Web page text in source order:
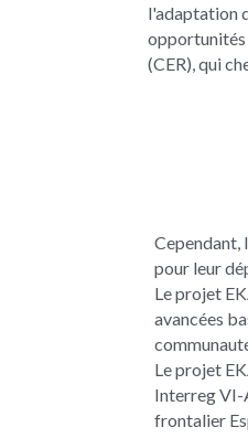
l'adaptation
opportunités
(CER), qui
Cependant,
pour leur
Le projet
avancées
Le projet
Interreg VI-
frontalier